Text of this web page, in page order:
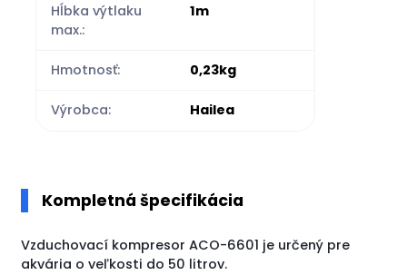
Kompletná špecifikácia
Vzduchovací kompresor ACO-6601 je určený pre
akvária o veľkosti do 50 litrov.
Hĺbka výtlaku
max.:
1m
Hmotnosť: 0,23kg
Výrobca: Hailea